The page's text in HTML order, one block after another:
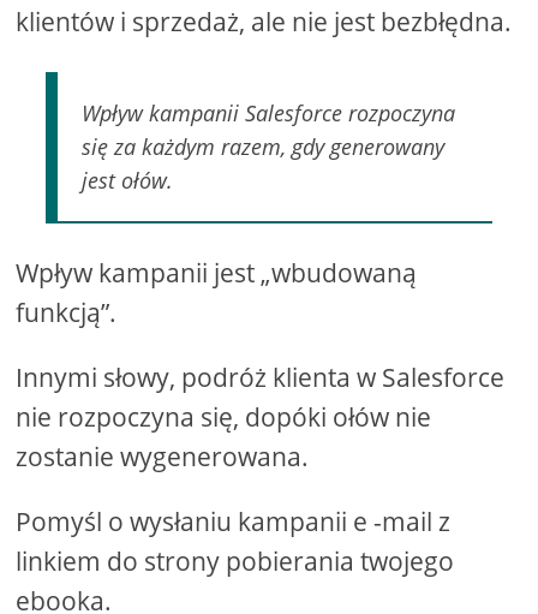
klientów i sprzedaż, ale nie jest bezbłędna.
Wpływ kampanii Salesforce rozpoczyna
się za każdym razem, gdy generowany
jest ołów.
Wpływ kampanii jest „wbudowaną
funkcją”.
Innymi słowy, podróż klienta w Salesforce
nie rozpoczyna się, dopóki ołów nie
zostanie wygenerowana.
Pomyśl o wysłaniu kampanii e -mail z
linkiem do strony pobierania twojego
ebooka.